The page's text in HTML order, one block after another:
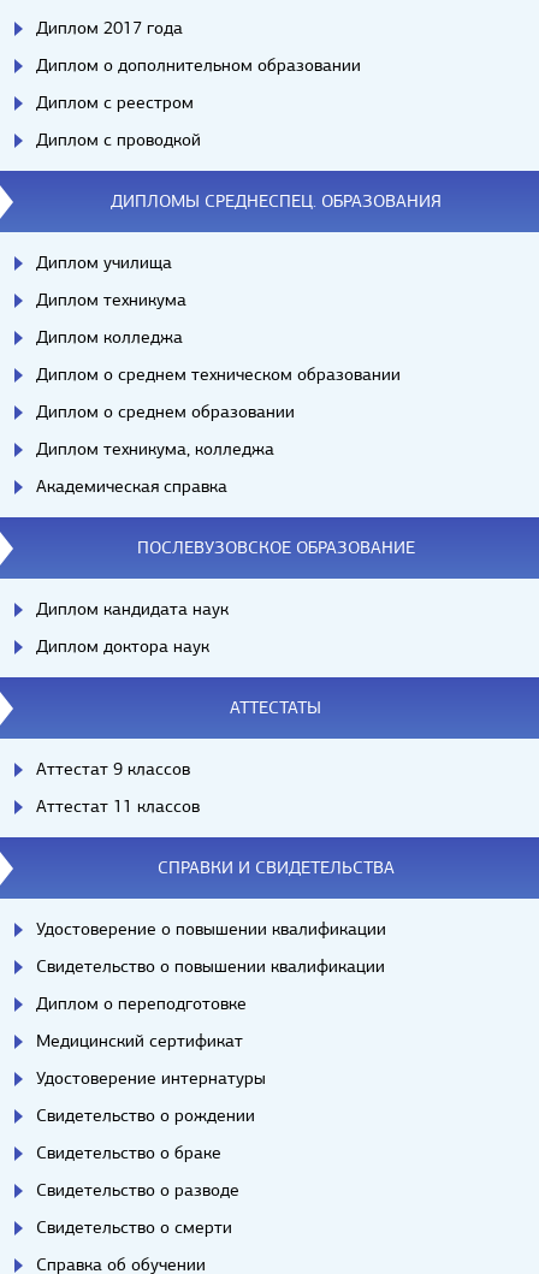
Диплом 2017 года
Диплом о дополнительном образовании
Диплом с реестром
Диплом с проводкой
ДИПЛОМЫ СРЕДНЕСПЕЦ. ОБРАЗОВАНИЯ
Диплом училища
Диплом техникума
Диплом колледжа
Диплом о среднем техническом образовании
Диплом о среднем образовании
Диплом техникума, колледжа
Академическая справка
ПОСЛЕВУЗОВСКОЕ ОБРАЗОВАНИЕ
Диплом кандидата наук
Диплом доктора наук
АТТЕСТАТЫ
Аттестат 9 классов
Аттестат 11 классов
СПРАВКИ И СВИДЕТЕЛЬСТВА
Удостоверение о повышении квалификации
Свидетельство о повышении квалификации
Диплом о переподготовке
Медицинский сертификат
Удостоверение интернатуры
Свидетельство о рождении
Свидетельство о браке
Свидетельство о разводе
Свидетельство о смерти
Справка об обучении